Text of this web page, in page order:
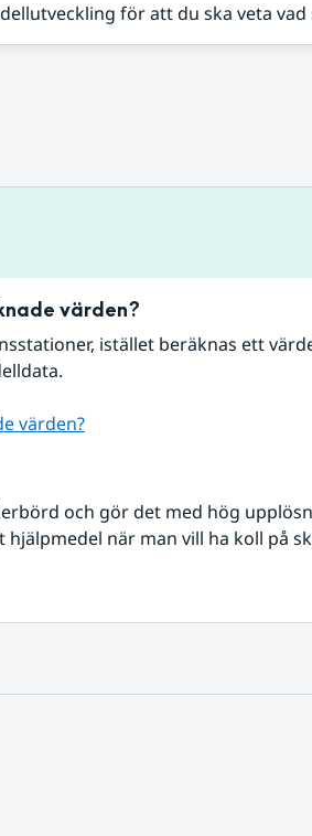
för att du ska veta vad
värden?
istället beräknas ett
värden?
och gör det med hög
när man vill ha koll på